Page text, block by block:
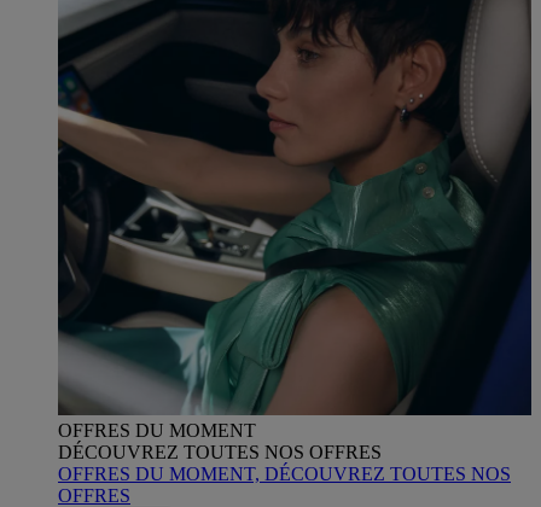
OFFRES DU MOMENT
DÉCOUVREZ TOUTES NOS OFFRES
OFFRES DU MOMENT, DÉCOUVREZ TOUTES NOS
OFFRES